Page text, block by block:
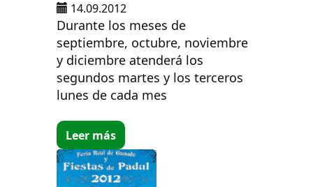
14.09.2012
Durante los meses de
septiembre, octubre, noviembre
y diciembre atenderá los
segundos martes y los terceros
lunes de cada mes
Leer más